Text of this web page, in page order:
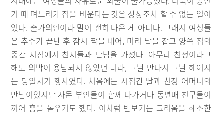
기 때 며느리가 집을 비운다는 것은 상상조차 할 수 없는 일이
었다. 출가외인이라 말이 괜히 나온 게 아니다. 그래서 여성들
은 추수가 끝난 후 잠시 짬을 내어, 미리 날을 잡고 양쪽 집의
중간 지점에서 친지들과 만남을 가졌다. 아무리 친정이라고
해도 외박이 용납되지 않았던 터라, 그날 만나서 그날 헤어지
는 당일치기 행사였다. 처음에는 시집간 딸과 친정 어머니의
만남이었지만 사돈 부인들이 함께 나가거나 동년배 친구들이
끼어 흥을 돋우기도 했다. 이처럼 반보기는 그리움을 해소한